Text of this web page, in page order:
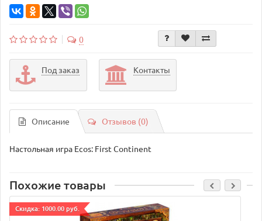
0
Под заказ Контакты
Описание Отзывов (0)
Настольная игра Ecos: First Continent
Похожие товары
Cкидка: 1000.00 руб.